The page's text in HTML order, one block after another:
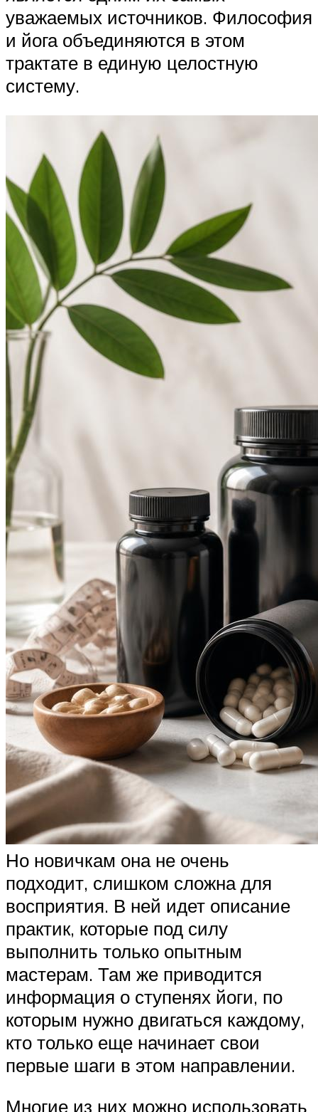
уважаемых источников. Философия
и йога объединяются в этом
трактате в единую целостную
систему.
Но новичкам она не очень
подходит, слишком сложна для
восприятия. В ней идет описание
практик, которые под силу
выполнить только опытным
мастерам. Там же приводится
информация о ступенях йоги, по
которым нужно двигаться каждому,
кто только еще начинает свои
первые шаги в этом направлении.
Многие из них можно использовать